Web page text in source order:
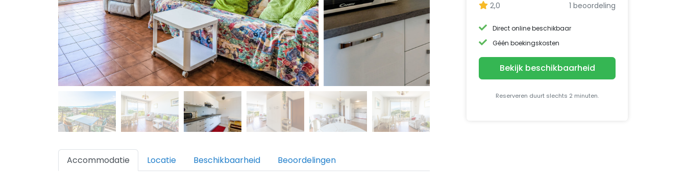
Accommodatie Locatie Beschikbaarheid Beoordelingen
2,0 1 beoordeling
Direct online beschikbaar
Géén boekingskosten
Bekijk beschikbaarheid
Reserveren duurt slechts 2 minuten.